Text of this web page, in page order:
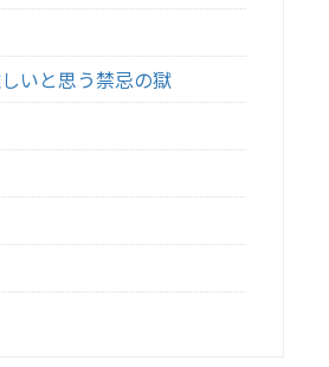
いと思う禁忌の獄